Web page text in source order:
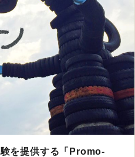
を提供する「Promo-